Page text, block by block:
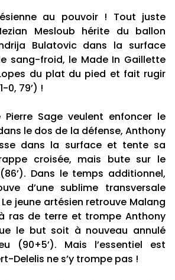
au pouvoir ! Tout juste
Mesloub hérite du ballon
Bulatovic dans la surface
sang-froid, le Made In Gaillette
du plat du pied et fait rugir
0, 79’) !
Pierre Sage veulent enfoncer le
le dos de la défense, Anthony
dans la surface et tente sa
croisée, mais bute sur le
Dans le temps additionnel,
d’une sublime transversale
jeune artésien retrouve Malang
ras de terre et trompe Anthony
le but soit à nouveau annulé
(90+5’). Mais l’essentiel est
Delelis ne s’y trompe pas !